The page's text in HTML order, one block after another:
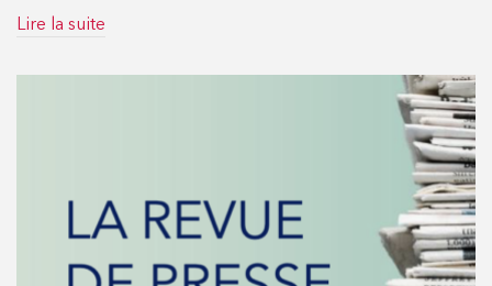
Lire la suite